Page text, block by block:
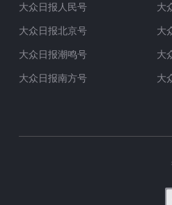
大众日报人民号
大众日报北京号
大众日报潮鸣号
大众日报南方号
大
大
大
大